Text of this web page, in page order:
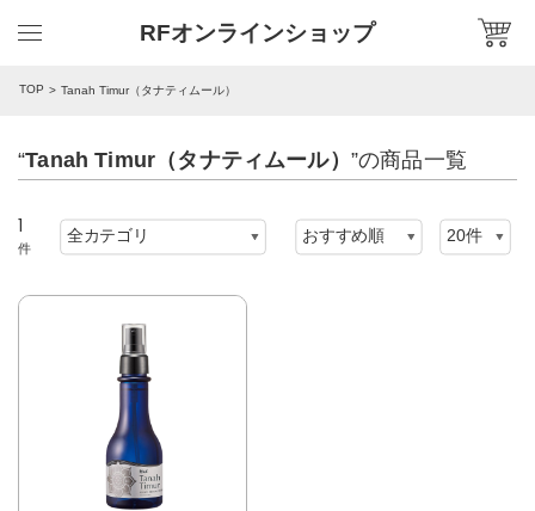
RFオンラインショップ
TOP Tanah Timur（タナティムール）
“Tanah Timur（タナティムール） ”の商品一覧
1
件